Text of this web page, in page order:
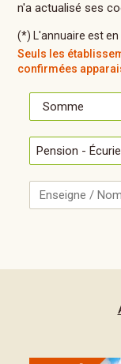
n'a actualisé ses
(*) L'annuaire est en
Seuls les
confirmées